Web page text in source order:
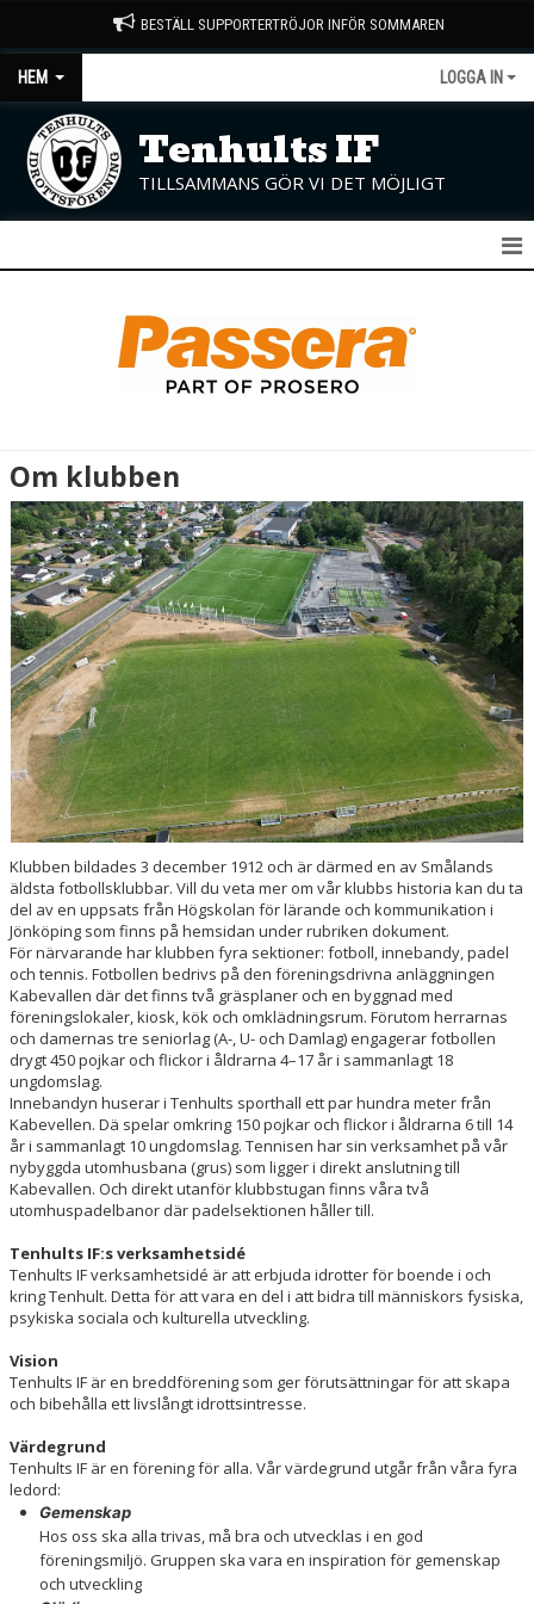
BESTÄLL SUPPORTERTRÖJOR INFÖR SOMMAREN
HEM LOGGA IN
Tenhults IF
TILLSAMMANS GÖR VI DET MÖJLIGT
KALENDER
BILDGALLERI
DOKUMENT
VÅRA LAG/TRÄNARE
MATCHER
AVGIFTER
SPONSORER
Om klubben
Klubben bildades 3 december 1912 och är därmed en av Smålands
äldsta fotbollsklubbar. Vill du veta mer om vår klubbs historia kan du ta
del av en uppsats från Högskolan för lärande och kommunikation i
Jönköping som finns på hemsidan under rubriken dokument.
För närvarande har klubben fyra sektioner: fotboll, innebandy, padel
och tennis. Fotbollen bedrivs på den föreningsdrivna anläggningen
Kabevallen där det finns två gräsplaner och en byggnad med
föreningslokaler, kiosk, kök och omklädningsrum. Förutom herrarnas
och damernas tre seniorlag (A-, U- och Damlag) engagerar fotbollen
drygt 450 pojkar och flickor i åldrarna 4–17 år i sammanlagt 18
ungdomslag.
Innebandyn huserar i Tenhults sporthall ett par hundra meter från
Kabevellen. Dä spelar omkring 150 pojkar och flickor i åldrarna 6 till 14
år i sammanlagt 10 ungdomslag. Tennisen har sin verksamhet på vår
nybyggda utomhusbana (grus) som ligger i direkt anslutning till
Kabevallen. Och direkt utanför klubbstugan finns våra två
utomhuspadelbanor där padelsektionen håller till.
Tenhults IF:s verksamhetsidé
Tenhults IF verksamhetsidé är att erbjuda idrotter för boende i och
kring Tenhult. Detta för att vara en del i att bidra till människors fysiska,
psykiska sociala och kulturella utveckling.
Vision
Tenhults IF är en breddförening som ger förutsättningar för att skapa
och bibehålla ett livslångt idrottsintresse.
Värdegrund
Tenhults IF är en förening för alla. Vår värdegrund utgår från våra fyra
ledord:
Gemenskap
Hos oss ska alla trivas, må bra och utvecklas i en god
föreningsmiljö. Gruppen ska vara en inspiration för gemenskap
och utveckling